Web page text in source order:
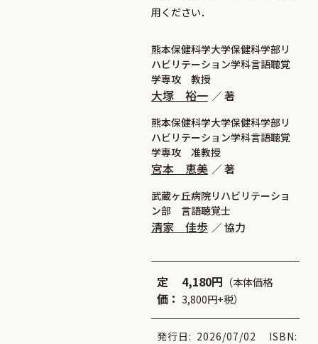
用ください．
熊本保健科学大学保健科学部リ
ハビリテーション学科言語聴覚
学専攻 教授
大塚 裕一 著
熊本保健科学大学保健科学部リ
ハビリテーション学科言語聴覚
学専攻 准教授
宮本 恵美 著
武蔵ヶ丘病院リハビリテーショ
ン部 言語聴覚士
清家 佳歩 協力
定
価：
4,180円 （本体価格
3,800円+税）
発行日: 2026/07/02
ISBN: